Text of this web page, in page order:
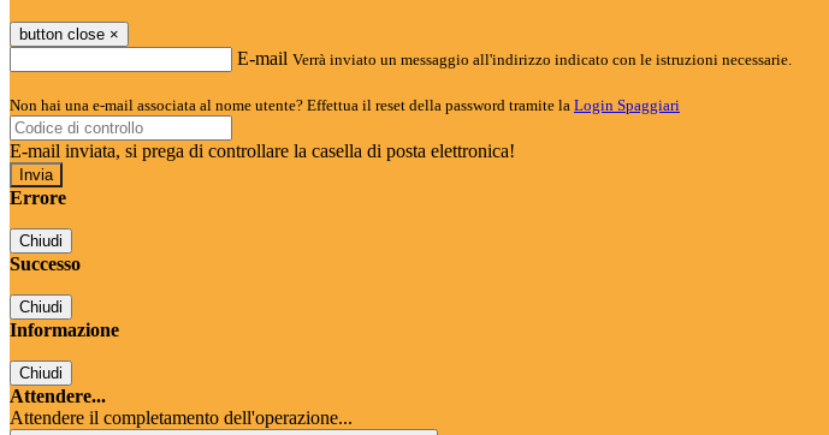
button close ×
E-mail Verrà inviato un messaggio all'indirizzo indicato con le istruzioni necessarie.
Non hai una e-mail associata al nome utente? Effettua il reset della password tramite la Login Spaggiari
E-mail inviata, si prega di controllare la casella di posta elettronica!
Errore
Chiudi
Successo
Chiudi
Informazione
Chiudi
Attendere...
Attendere il completamento dell'operazione...